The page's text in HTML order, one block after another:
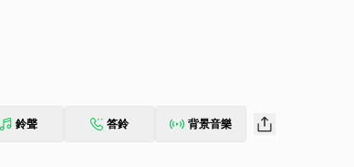
鈴聲 答鈴 背景音樂